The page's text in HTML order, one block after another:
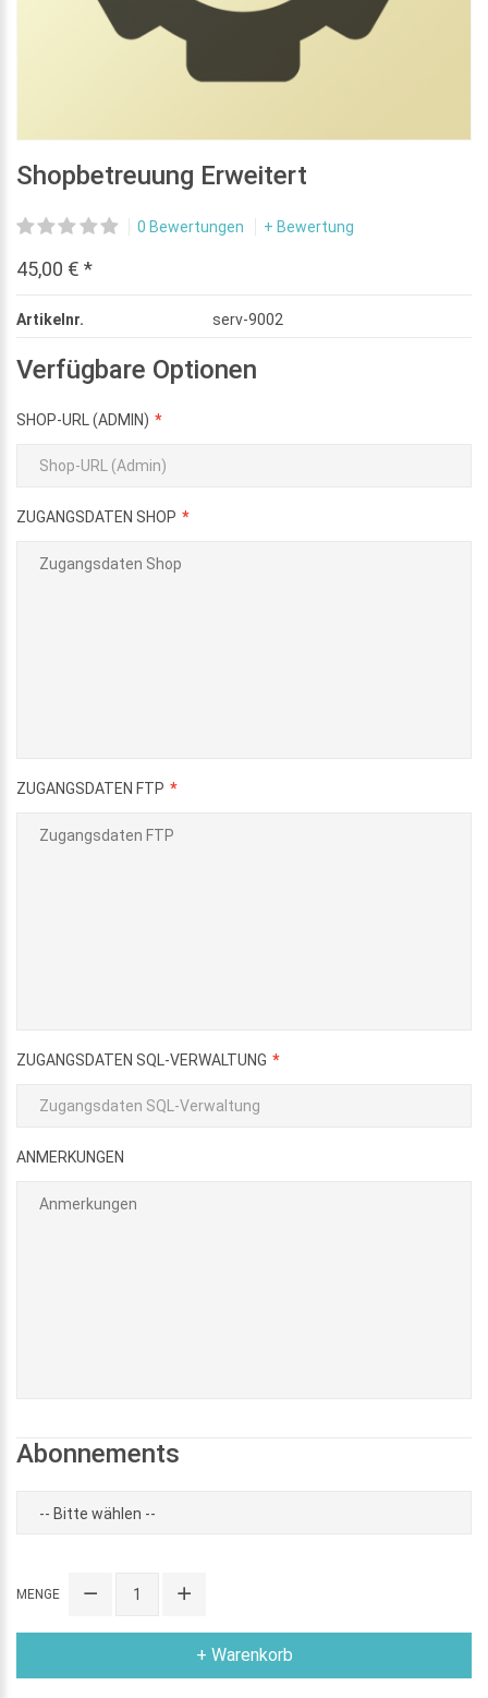
Shopbetreuung Erweitert
0 Bewertungen + Bewertung
45,00 € *
Artikelnr. serv-9002
Verfügbare Optionen
SHOP-URL (ADMIN)
ZUGANGSDATEN SHOP
ZUGANGSDATEN FTP
ZUGANGSDATEN SQL-VERWALTUNG
ANMERKUNGEN
Abonnements
MENGE
+ Warenkorb